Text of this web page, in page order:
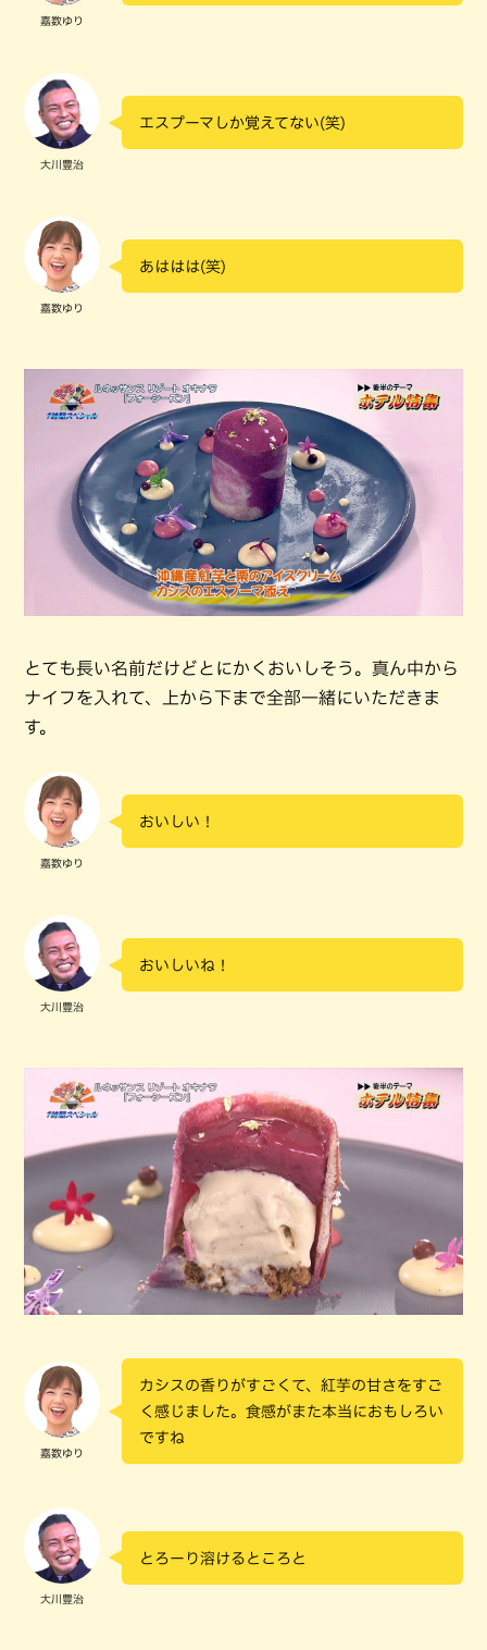
嘉数ゆり
大川豊治
エスプーマしか覚えてない(笑)
嘉数ゆり
あははは(笑)
とても長い名前だけどとにかくおいしそう。真ん中から
ナイフを入れて、上から下まで全部一緒にいただきま
す。
嘉数ゆり
おいしい！
大川豊治
おいしいね！
嘉数ゆり
カシスの香りがすごくて、紅芋の甘さをすご
く感じました。食感がまた本当におもしろい
ですね
大川豊治
とろーり溶けるところと